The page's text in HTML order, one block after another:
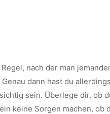
nach der man
dann hast du
sein. Überlege dir, ob
keine Sorgen machen,